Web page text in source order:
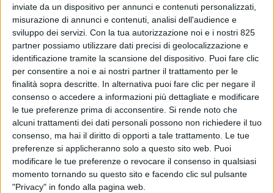
inviate da un dispositivo per annunci e contenuti personalizzati,
misurazione di annunci e contenuti, analisi dell'audience e
sviluppo dei servizi. Con la tua autorizzazione noi e i nostri 825
partner possiamo utilizzare dati precisi di geolocalizzazione e
identificazione tramite la scansione del dispositivo. Puoi fare clic
per consentire a noi e ai nostri partner il trattamento per le
finalità sopra descritte. In alternativa puoi fare clic per negare il
consenso o accedere a informazioni più dettagliate e modificare
le tue preferenze prima di acconsentire. Si rende noto che
alcuni trattamenti dei dati personali possono non richiedere il tuo
consenso, ma hai il diritto di opporti a tale trattamento. Le tue
preferenze si applicheranno solo a questo sito web. Puoi
modificare le tue preferenze o revocare il consenso in qualsiasi
momento tornando su questo sito e facendo clic sul pulsante
"Privacy" in fondo alla pagina web.
Nella prossima Finanziaria a
rischio risorse per i porti e per
POLITICA 25 AGOSTO 2024